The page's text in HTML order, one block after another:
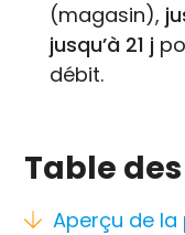
(magasin),
jusqu’à 21 j
débit.
Table
Aperçu de la